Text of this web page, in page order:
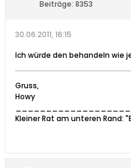
Beiträge: 8353
30.06.2011, 16:15
Ich würde den behandeln wie
Gruss,
Howy
Kleiner Rat am unteren Rand: